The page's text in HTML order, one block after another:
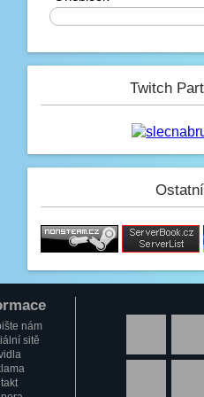
Paulie
4.2. 2023, 05:13
Na JB opravené
nelekněte až se
stahovat :D
(y)
Paulie
3.2. 2023, 12:34
Mini_Sef
0%
Twitch
Ostatní
nám
sitě